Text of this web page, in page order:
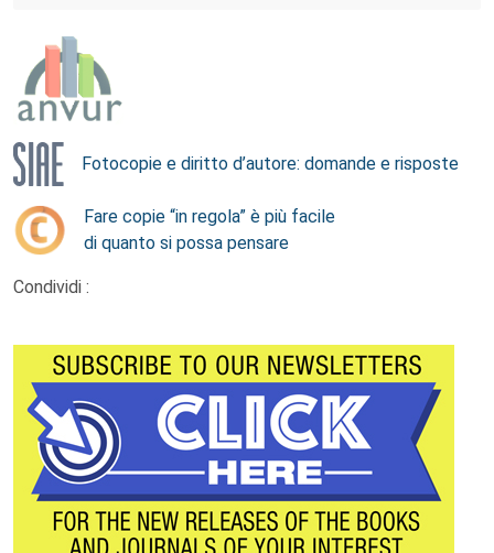
Fotocopie e diritto d’autore: domande e risposte
Fare copie “in regola” è più facile
di quanto si possa pensare
Condividi :